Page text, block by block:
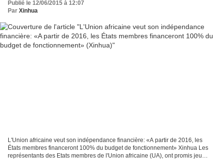
Publié le 12/06/2015 à 12:07
Par Xinhua
L'Union africaine veut son indépendance financière: «A partir de 2016, les
États membres financeront 100% du budget de fonctionnement» Xinhua Les
représentants des Etats membres de l'Union africaine (UA), ont promis jeudi